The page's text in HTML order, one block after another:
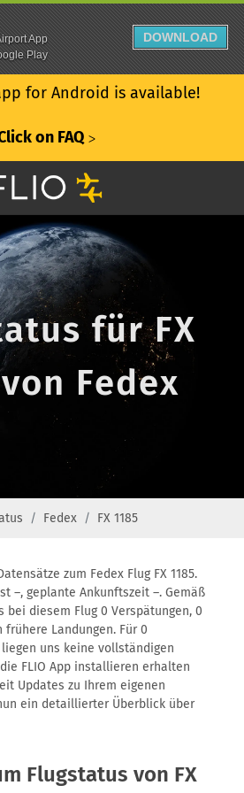
for Android is available!
on FAQ ᐳ
für FX
Fedex
Fedex FX 1185
zum Fedex Flug FX 1185.
–, geplante Ankunftszeit –. Gemäß
bei diesem Flug 0 Verspätungen, 0
Landungen. Für 0
uns keine vollständigen
FLIO App installieren erhalten
Updates zu Ihrem eigenen
ein detaillierter Überblick über
Flugstatus von FX
App
Play
DOWNLOAD